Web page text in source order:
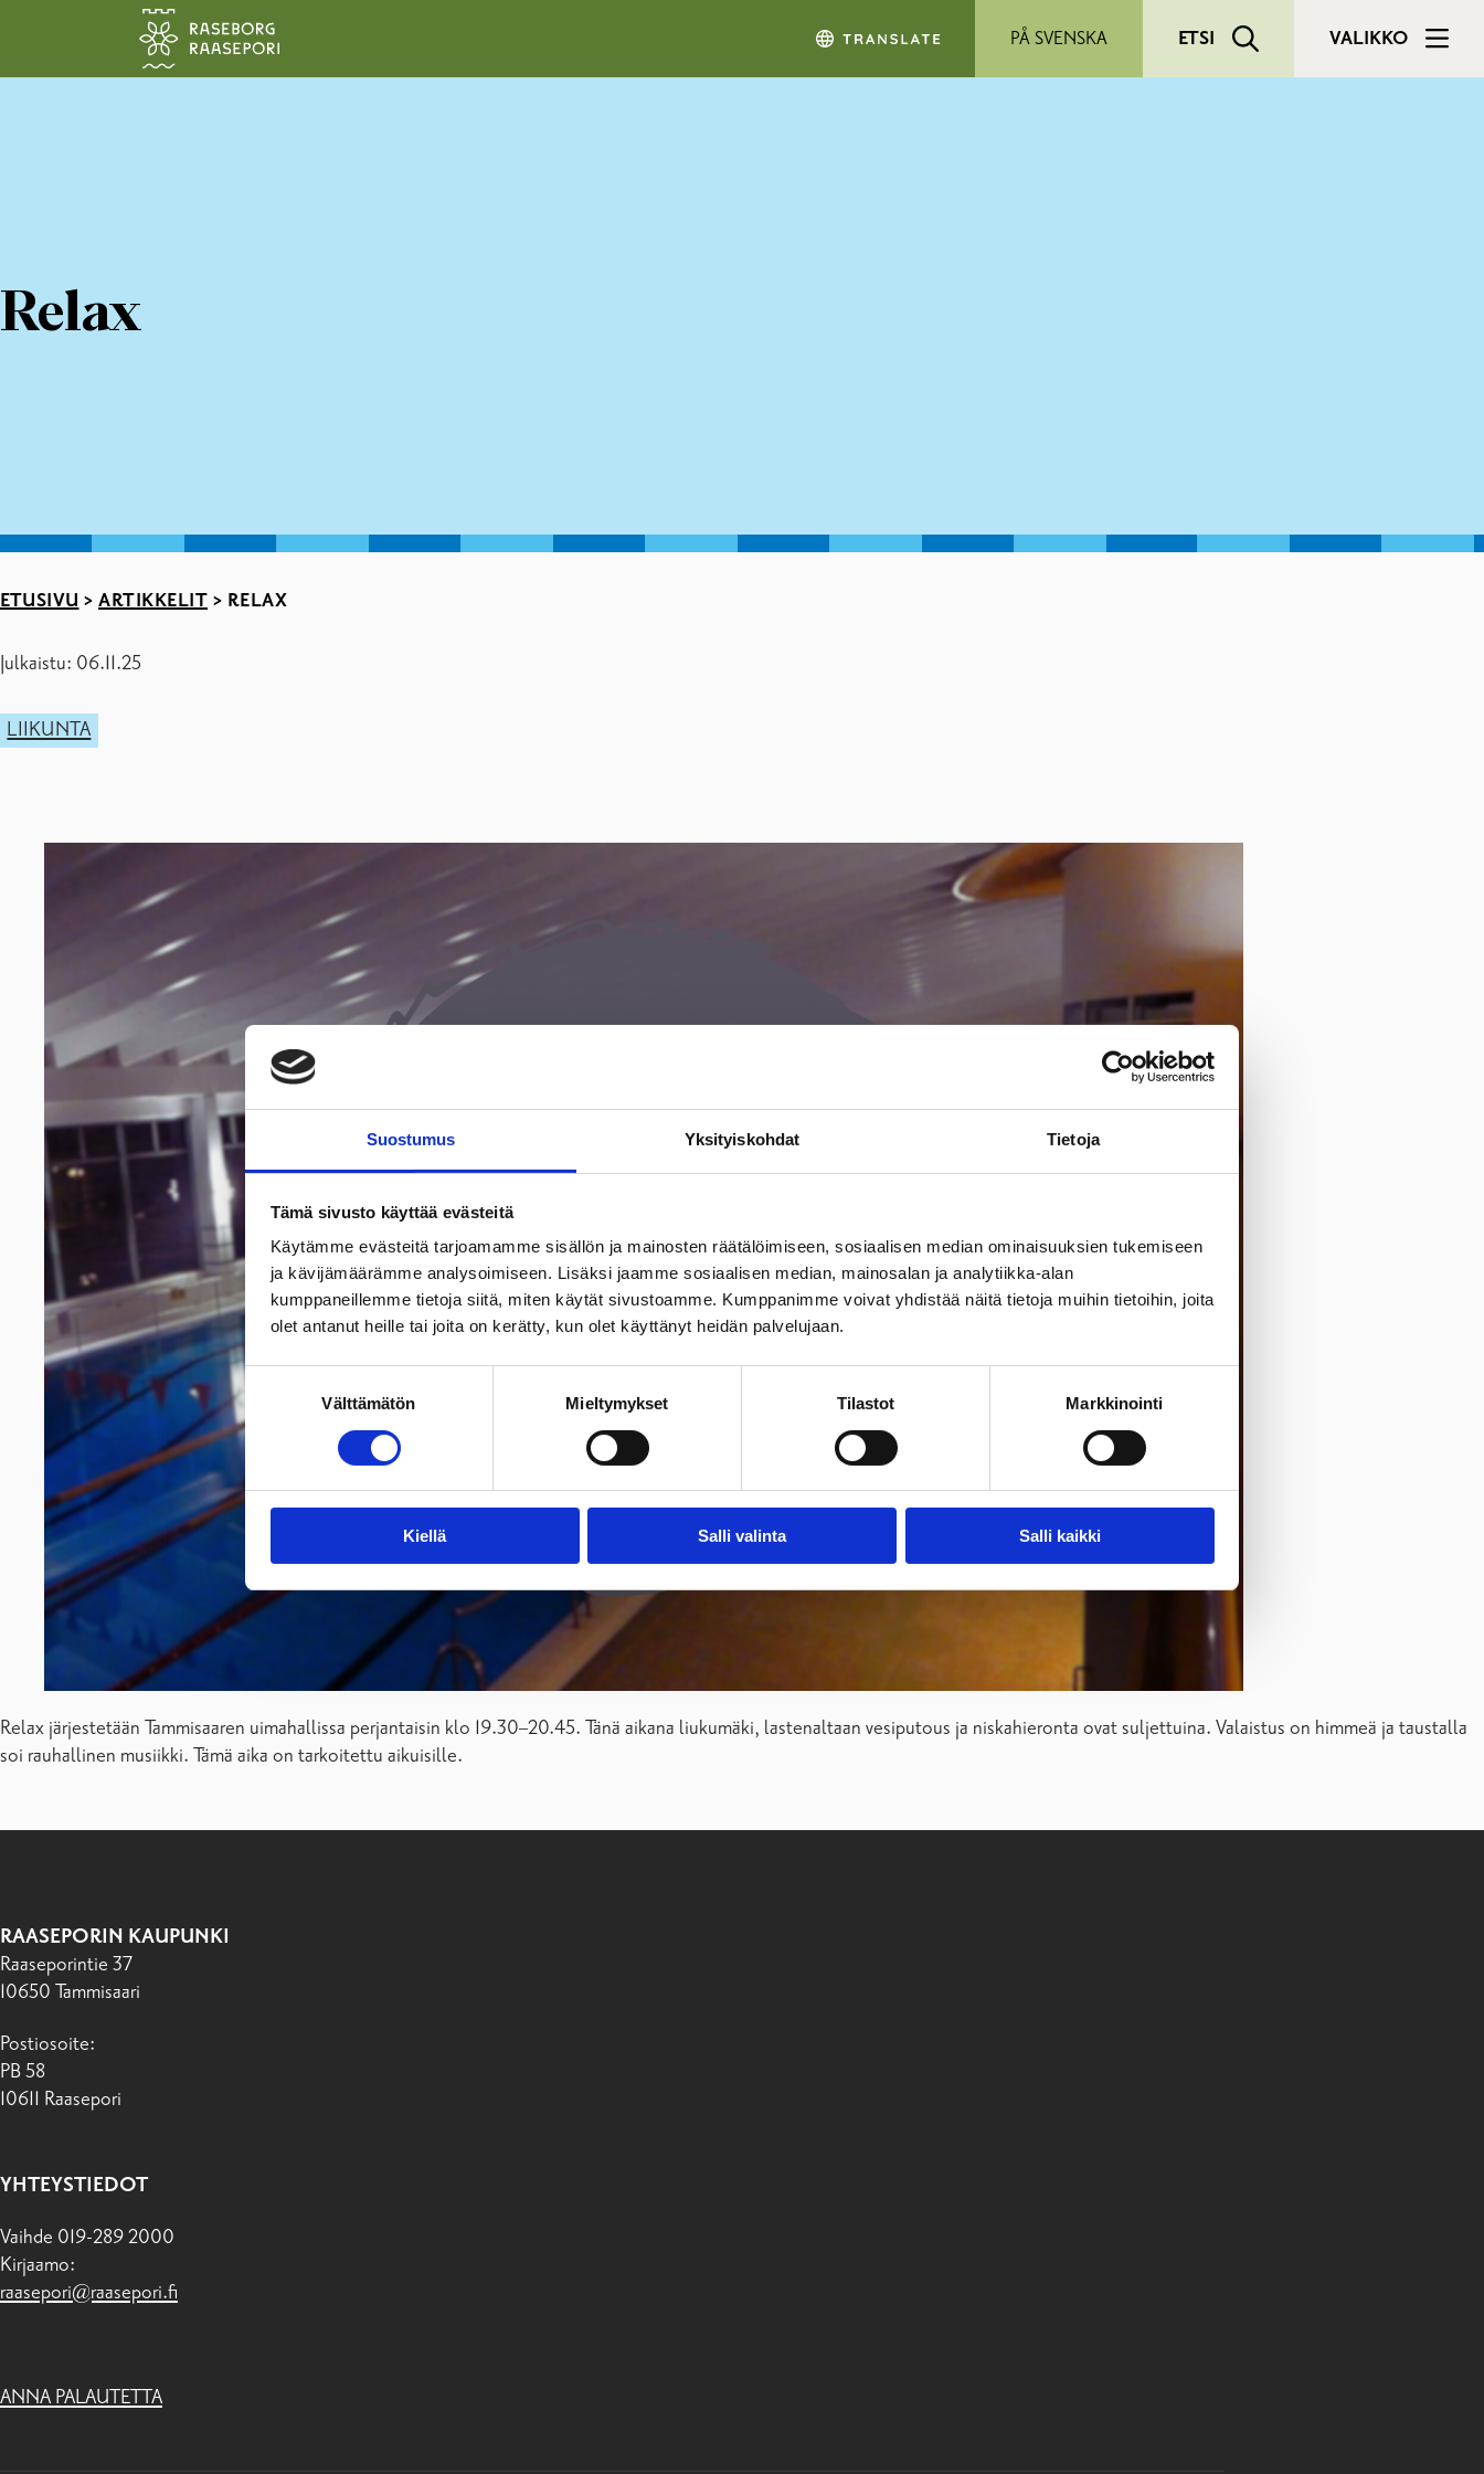
Suostumus Yksityiskohdat Tietoja
Tämä sivusto käyttää evästeitä
Käytämme evästeitä tarjoamamme sisällön ja mainosten räätälöimiseen, sosiaalisen median ominaisuuksien tukemiseen
ja kävijämäärämme analysoimiseen. Lisäksi jaamme sosiaalisen median, mainosalan ja analytiikka-alan
kumppaneillemme tietoja siitä, miten käytät sivustoamme. Kumppanimme voivat yhdistää näitä tietoja muihin tietoihin, joita
olet antanut heille tai joita on kerätty, kun olet käyttänyt heidän palvelujaan.
Suostumuksen
Välttämätön Mieltymykset Tilastot Markkinointi
Kiellä Salli valinta Salli kaikki
PÅ SVENSKA ETSI VALIKKO
Relax
ETUSIVU > ARTIKKELIT > RELAX
Julkaistu: 06.11.25
LIIKUNTA
Relax järjestetään Tammisaaren uimahallissa perjantaisin klo 19.30–20.45. Tänä aikana liukumäki, lastenaltaan vesiputous ja niskahieronta ovat suljettuina. Valaistus on himmeä ja taustalla
soi rauhallinen musiikki. Tämä aika on tarkoitettu aikuisille.
RAASEPORIN KAUPUNKI
Raaseporintie 37
10650 Tammisaari
Postiosoite:
PB 58
10611 Raasepori
YHTEYSTIEDOT
Vaihde 019-289 2000
Kirjaamo:
raasepori@raasepori.fi
ANNA PALAUTETTA